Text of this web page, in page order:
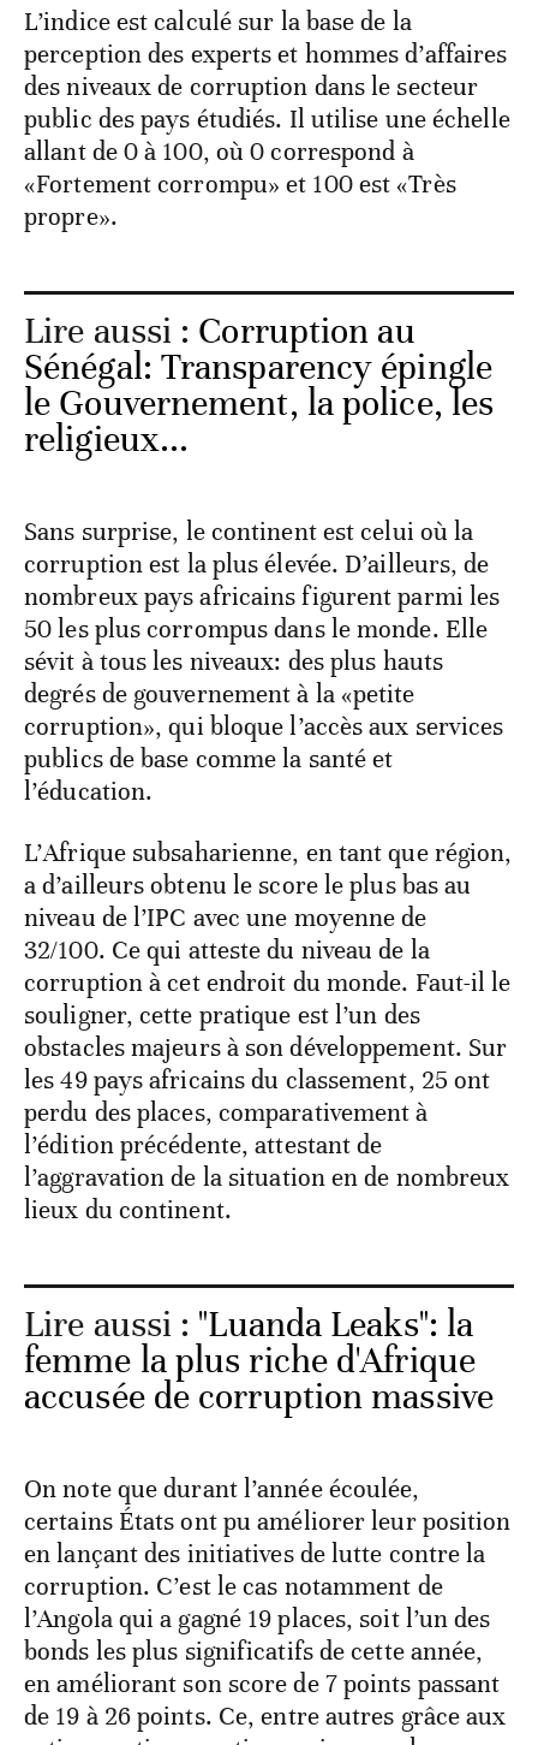
L’indice est calculé sur la base de la
perception des experts et hommes d’affaires
des niveaux de corruption dans le secteur
public des pays étudiés. Il utilise une échelle
allant de 0 à 100, où 0 correspond à
«Fortement corrompu» et 100 est «Très
propre».
Lire aussi : Corruption au
Sénégal: Transparency épingle
le Gouvernement, la police, les
religieux...
Sans surprise, le continent est celui où la
corruption est la plus élevée. D’ailleurs, de
nombreux pays africains figurent parmi les
50 les plus corrompus dans le monde. Elle
sévit à tous les niveaux: des plus hauts
degrés de gouvernement à la «petite
corruption», qui bloque l’accès aux services
publics de base comme la santé et
l’éducation.
L’Afrique subsaharienne, en tant que région,
a d’ailleurs obtenu le score le plus bas au
niveau de l’IPC avec une moyenne de
32/100. Ce qui atteste du niveau de la
corruption à cet endroit du monde. Faut-il le
souligner, cette pratique est l’un des
obstacles majeurs à son développement. Sur
les 49 pays africains du classement, 25 ont
perdu des places, comparativement à
l’édition précédente, attestant de
l’aggravation de la situation en de nombreux
lieux du continent.
Lire aussi : "Luanda Leaks": la
femme la plus riche d'Afrique
accusée de corruption massive
On note que durant l’année écoulée,
certains États ont pu améliorer leur position
en lançant des initiatives de lutte contre la
corruption. C’est le cas notamment de
l’Angola qui a gagné 19 places, soit l’un des
bonds les plus significatifs de cette année,
en améliorant son score de 7 points passant
de 19 à 26 points. Ce, entre autres grâce aux